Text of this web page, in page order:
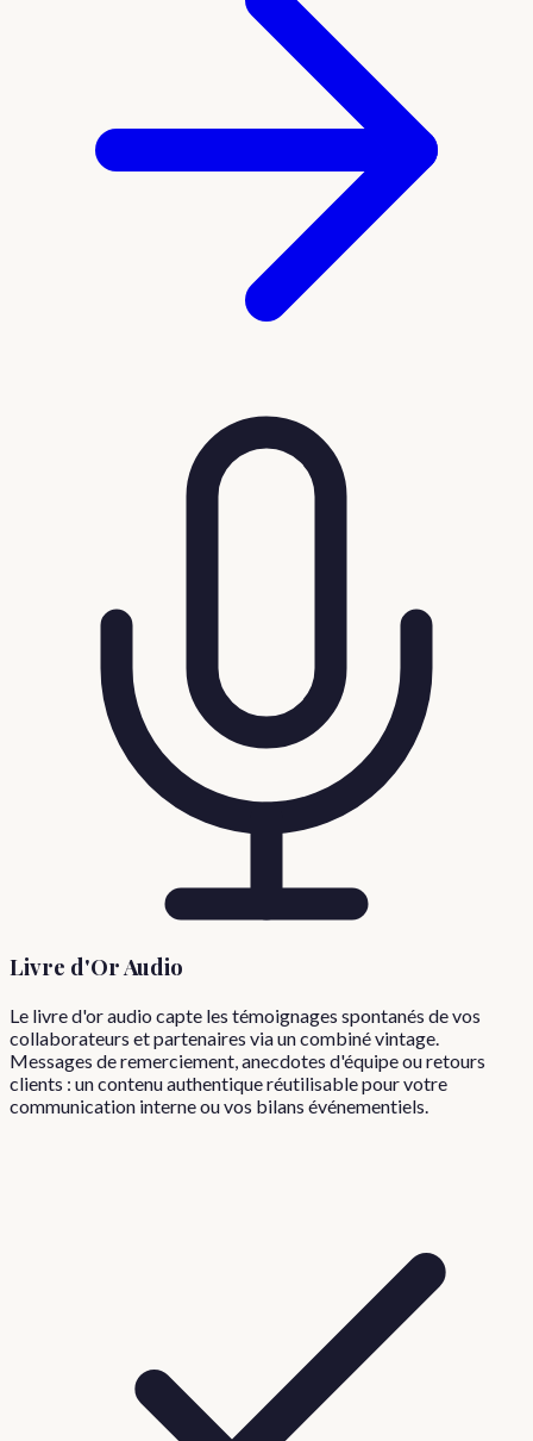
Livre d'Or Audio
Le livre d'or audio capte les témoignages spontanés de vos
collaborateurs et partenaires via un combiné vintage.
Messages de remerciement, anecdotes d'équipe ou retours
clients : un contenu authentique réutilisable pour votre
communication interne ou vos bilans événementiels.